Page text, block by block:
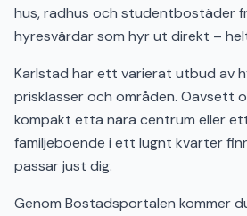
hus, radhus och studentbostäder
hyresvärdar som hyr ut direkt –
Karlstad har ett varierat utbud av
prisklasser och områden. Oavsett
kompakt etta nära centrum eller
familjeboende i ett lugnt kvarter
passar just dig.
Genom Bostadsportalen kommer